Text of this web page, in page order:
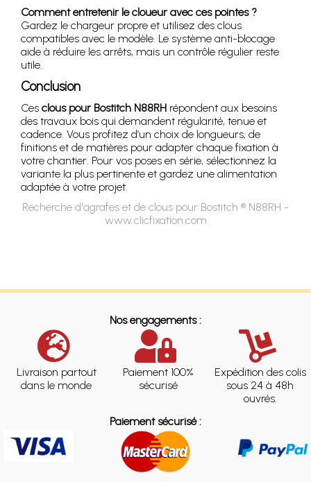
Comment entretenir le cloueur avec ces pointes ?
Gardez le chargeur propre et utilisez des clous
compatibles avec le modèle. Le système anti-blocage
aide à réduire les arrêts, mais un contrôle régulier reste
utile.
Conclusion
Ces clous pour Bostitch N88RH répondent aux besoins
des travaux bois qui demandent régularité, tenue et
cadence. Vous profitez d’un choix de longueurs, de
finitions et de matières pour adapter chaque fixation à
votre chantier. Pour vos poses en série, sélectionnez la
variante la plus pertinente et gardez une alimentation
adaptée à votre projet.
Recherche d'agrafes et de clous pour Bostitch ® N88RH -
www.clicfixation.com
Nos engagements :
Livraison partout
dans le monde
Paiement 100%
sécurisé
Expédition des colis
sous 24 à 48h
ouvrés.
Paiement sécurisé :